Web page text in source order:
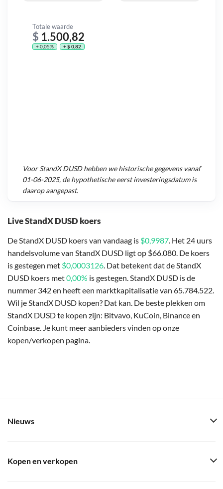
Live StandX DUSD koers
De StandX DUSD koers van vandaag is $0,9987. Het 24 uurs
handelsvolume van StandX DUSD ligt op $66.080. De koers
is gestegen met $0,0003126. Dat betekent dat de StandX
DUSD koers met0,00% is gestegen. StandX DUSD is de
nummer 342 en heeft een marktkapitalisatie van 65.784.522.
Wil je StandX DUSD kopen? Dat kan. De beste plekken om
StandX DUSD te kopen zijn: Bitvavo, KuCoin, Binance en
Coinbase. Je kunt meer aanbieders vinden op onze
kopen/verkopen pagina.
Totale waarde
$ 1.500,82
+ 0,05% + $ 0,82
VoorStandX DUSDhebben we historische gegevens vanaf
01-06-2025, de hypothetische eerst investeringsdatum is
daarop aangepast.
Nieuws
Kopen en verkopen